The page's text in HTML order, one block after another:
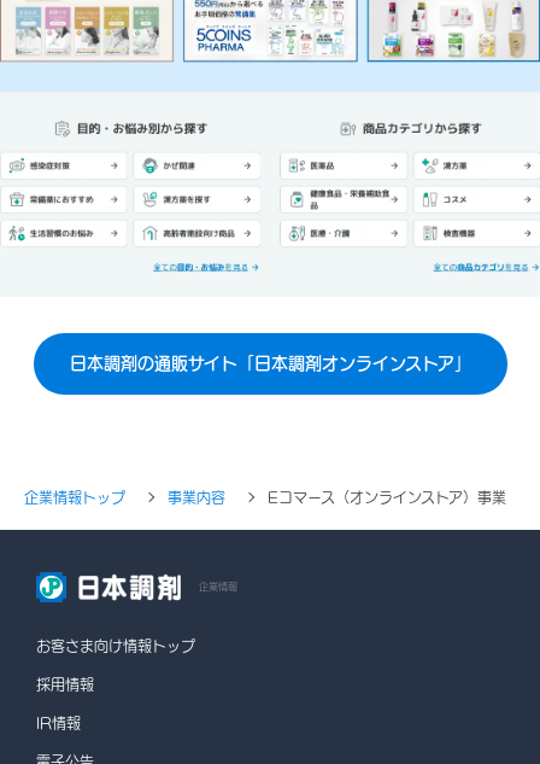
日本調剤の通販サイト「日本調剤オンラインストア」
企業情報トップ 事業内容 Eコマース（オンラインストア）事業
企業情報
お客さま向け情報トップ
採用情報
IR情報